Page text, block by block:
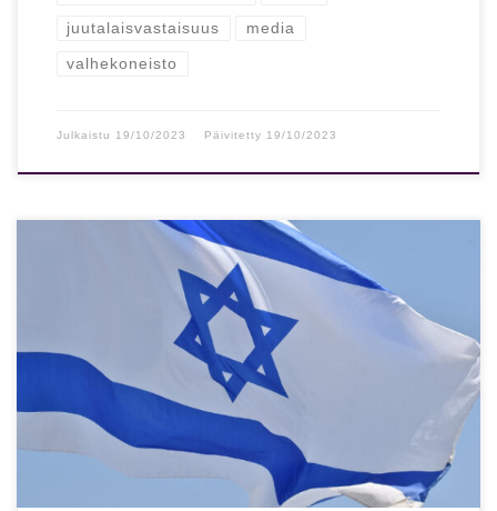
juutalaisvastaisuus media
valhekoneisto
Julkaistu 19/10/2023 Päivitetty 19/10/2023
Viime päivien aikana maailma on joutunut seuraamaan
uutisia terroristijärjestö Hamasin raakalaismaisesta
hyökkäyksestä Israeliin. Hyökkäys yllätti täysin Israelin,
joka luotti liikaa […]